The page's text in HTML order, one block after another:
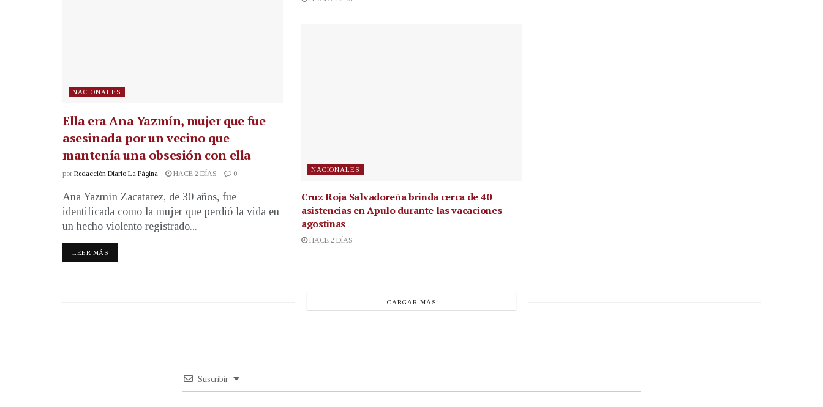
NACIONALES
Ella era Ana Yazmín, mujer que fue
asesinada por un vecino que
mantenía una obsesión con ella
por Redacción Diario La Página HACE 2 DÍAS 0
Ana Yazmín Zacatarez, de 30 años, fue
identificada como la mujer que perdió la vida en
un hecho violento registrado...
LEER MÁS
NACIONALES
Cruz Roja Salvadoreña brinda cerca de 40
asistencias en Apulo durante las vacaciones
agostinas
HACE 2 DÍAS
CARGAR MÁS
Suscribir